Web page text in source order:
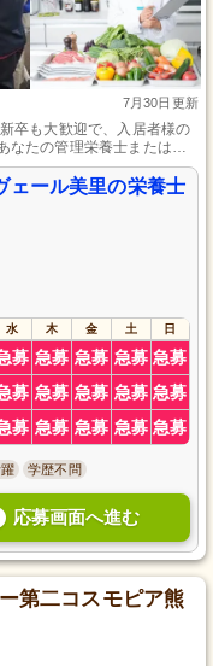
7月30日更新
卒も大歓迎で、入居者様の
なたの管理栄養士または栄
える食事を提供しません
場で、安定したキャリアを
です。心温かな仲間と一緒
ェール美里の栄養士
水 木 金 土 日
募 急募 急募 急募 急募
募 急募 急募 急募 急募
募 急募 急募 急募 急募
学歴不問
応募画面へ進む
第二コスモピア熊